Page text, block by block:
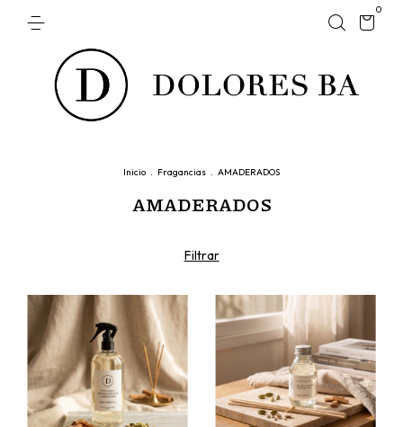
0
Inicio . Fragancias . AMADERADOS
AMADERADOS
Filtrar